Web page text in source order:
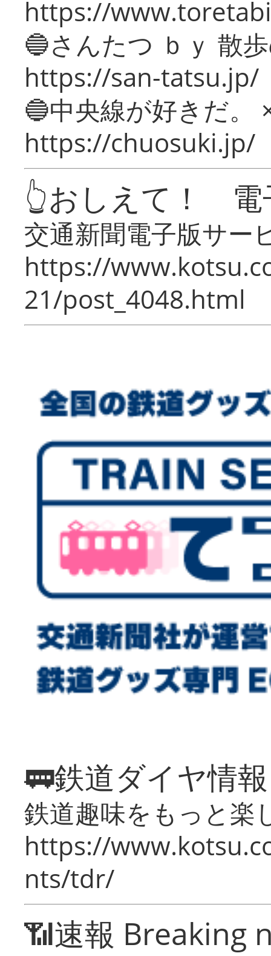
https://
🔵さんたつ ｂｙ 散
https://san-tatsu.jp/
🔵中央線が好きだ。
https://chuosuki.jp/
👆おしえて！ 電
交通新聞電子版サー
https://
21/post_4048.html
🚃鉄道ダイヤ情
鉄道趣味をもっと楽
https://
nts/tdr/
📶速報 Breaking